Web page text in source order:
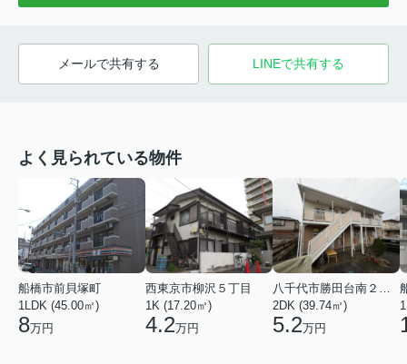
メールで共有する LINEで共有する
よく見られている物件
船橋市前貝塚町
1LDK (45.00㎡)
8万円
西東京市柳沢５丁目
1K (17.20㎡)
4.2万円
八千代市勝田台南２丁目
2DK (39.74㎡)
5.2万円